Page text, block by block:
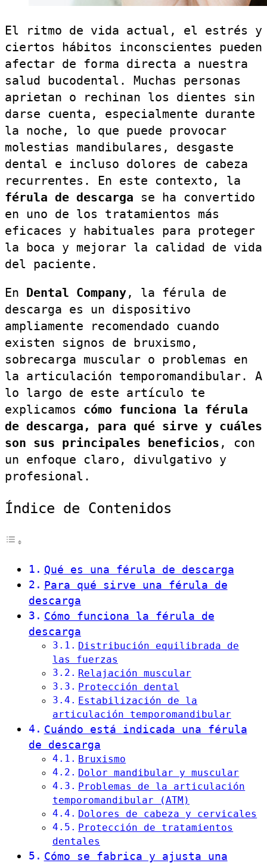
El ritmo de vida actual, el estrés y
ciertos hábitos inconscientes pueden
afectar de forma directa a nuestra
salud bucodental. Muchas personas
aprietan o rechinan los dientes sin
darse cuenta, especialmente durante
la noche, lo que puede provocar
molestias mandibulares, desgaste
dental e incluso dolores de cabeza
recurrentes. En este contexto, la
férula de descarga se ha convertido
en uno de los tratamientos más
eficaces y habituales para proteger
la boca y mejorar la calidad de vida
del paciente.
En Dental Company, la férula de
descarga es un dispositivo
ampliamente recomendado cuando
existen signos de bruxismo,
sobrecarga muscular o problemas en
la articulación temporomandibular. A
lo largo de este artículo te
explicamos cómo funciona la férula
de descarga, para qué sirve y cuáles
son sus principales beneficios , con
un enfoque claro, divulgativo y
profesional.
Índice de Contenidos
Qué es una férula de descarga
Para qué sirve una férula de
descarga
Cómo funciona la férula de
descarga
Distribución equilibrada de
las fuerzas
Relajación muscular
Protección dental
Estabilización de la
articulación temporomandibular
Cuándo está indicada una férula
de descarga
Bruxismo
Dolor mandibular y muscular
Problemas de la articulación
temporomandibular (ATM)
Dolores de cabeza y cervicales
Protección de tratamientos
dentales
Cómo se fabrica y ajusta una